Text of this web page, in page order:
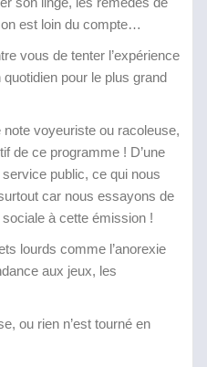
est loin du compte…
vous de tenter l’expérience
pour le plus grand
voyeuriste ou racoleuse,
de ce programme ! D’une
public, ce qui nous
car nous essayons de
à cette émission !
lourds comme l’anorexie
aux jeux, les
ou rien n’est tourné en